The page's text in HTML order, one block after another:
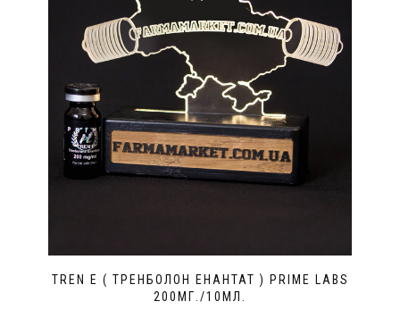
TREN E ( ТРЕНБОЛОН ЕНАНТАТ ) PRIME LABS
200МГ./10МЛ.